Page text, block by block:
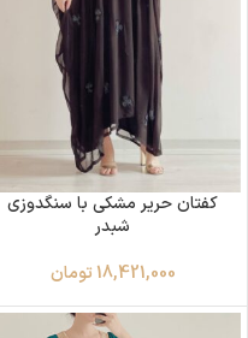
کفتان حریر مشکی با سنگدوزی
شبدر
18,421,000 تومان